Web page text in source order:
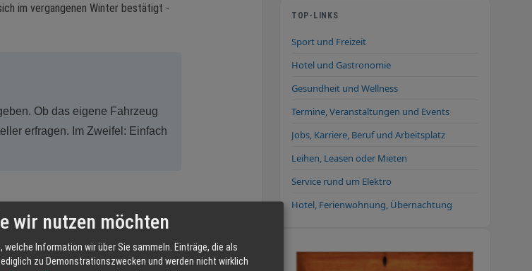
im vergangenen Winter bestätigt -
Ob das eigene Fahrzeug
erfragen. Im Zweifel: Einfach
Reduktion bezieht sich auf den
Beim Verbrennen im Motor
die Rohstoffe bereits CO² gebunden
TOP-LINKS
Sport und Freizeit
Hotel und Gastronomie
Gesundheit und Wellness
Termine, Veranstaltungen und Events
Jobs, Karriere, Beruf und Arbeitsplatz
Leihen, Leasen oder Mieten
Service rund um Elektro
Hotel, Ferienwohnung, Übernachtung
wir nutzen möchten
welche Information wir über Sie sammeln. Einträge, die als
zu Demonstrationszwecken und werden nicht wirklich